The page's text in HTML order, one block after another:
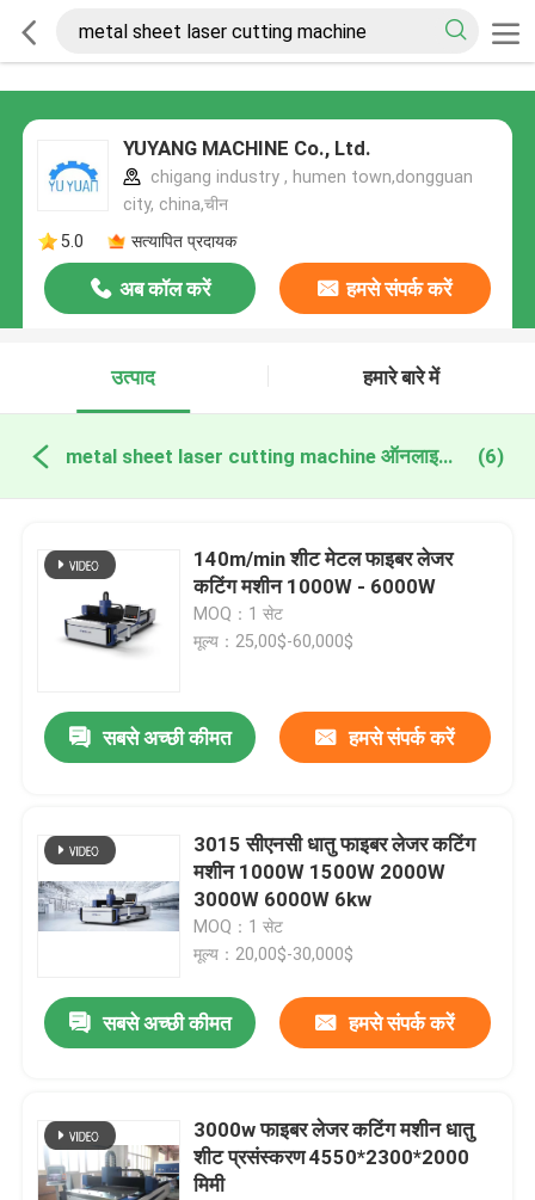
YUYANG MACHINE Co., Ltd.
chigang industry , humen town,dongguan
city, china,चीन
5.0
सत्यापित प्रदायक
अब कॉल करें हमसे संपर्क करें
उत्पाद हमारे बारे में
metal sheet laser cutting machine ऑनलाइन निर्माण (6)
140m/min शीट मेटल फाइबर लेजर
कटिंग मशीन 1000W - 6000W
MOQ：1 सेट
मूल्य：25,00$-60,000$
सबसे अच्छी कीमत हमसे संपर्क करें
3015 सीएनसी धातु फाइबर लेजर कटिंग
मशीन 1000W 1500W 2000W
3000W 6000W 6kw
MOQ：1 सेट
मूल्य：20,00$-30,000$
सबसे अच्छी कीमत हमसे संपर्क करें
3000w फाइबर लेजर कटिंग मशीन धातु
शीट प्रसंस्करण 4550*2300*2000
मिमी